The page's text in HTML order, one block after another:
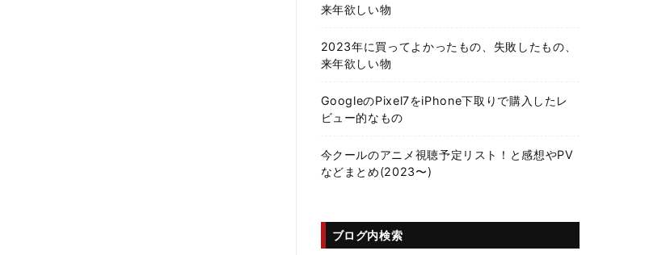
来年欲しい物
2023年に買ってよかったもの、失敗したもの、
来年欲しい物
GoogleのPixel7をiPhone下取りで購入したレ
ビュー的なもの
今クールのアニメ視聴予定リスト！と感想やPV
などまとめ(2023〜)
ブログ内検索